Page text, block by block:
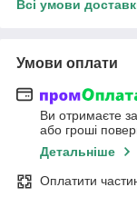
Всі умови
Умови оплати
Ви отримаєте
або гроші
Детальніше
Оплатити